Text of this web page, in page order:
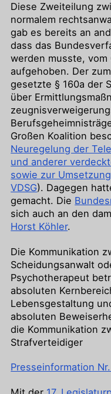
Diese Zweiteilung
normalem
gab es bereits an
dass das
werden musste,
aufgehoben. Der
gesetzte § 160a der
über
Großen Koalition
Neuregelung der
und anderer
sowie zur
VDSG). Dagegen
gemacht. Die
sich auch an den
Horst Köhler.
Die Kommunikation
Scheidungsanwalt
Psychotherapeut
absoluten
Lebensgestaltung
absoluten
die Kommunikation
Strafverteidiger
Presseinformation